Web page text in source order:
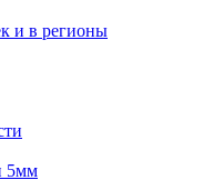
и в регионы
5мм